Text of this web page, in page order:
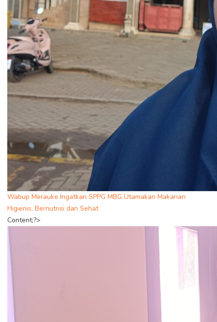
Wabup Merauke Ingatkan SPPG MBG Utamakan Makanan
Higienis, Bernutrisi dan Sehat
Content;?>